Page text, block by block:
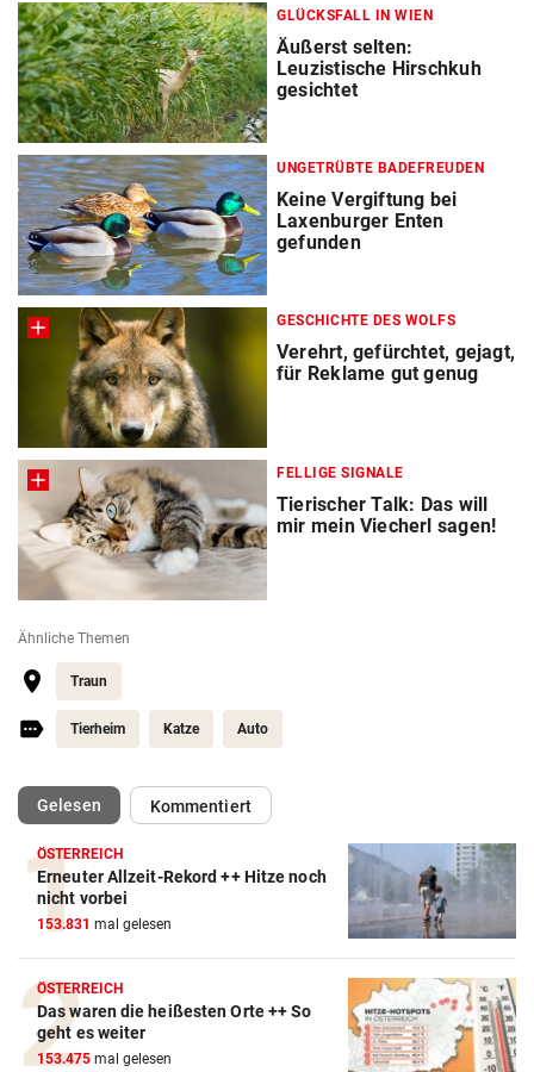
GLÜCKSFALL IN WIEN
Äußerst selten:
Leuzistische Hirschkuh
gesichtet
UNGETRÜBTE BADEFREUDEN
Keine Vergiftung bei
Laxenburger Enten
gefunden
GESCHICHTE DES WOLFS
Verehrt, gefürchtet, gejagt,
für Reklame gut genug
FELLIGE SIGNALE
Tierischer Talk: Das will
mir mein Viecherl sagen!
Ähnliche Themen
Traun
Tierheim Katze Auto
Gelesen(ausgewählt)Kommentiert
ÖSTERREICH
Erneuter Allzeit-Rekord ++ Hitze noch
nicht vorbei
153.831 mal gelesen
ÖSTERREICH
Das waren die heißesten Orte ++ So
geht es weiter
153.475 mal gelesen